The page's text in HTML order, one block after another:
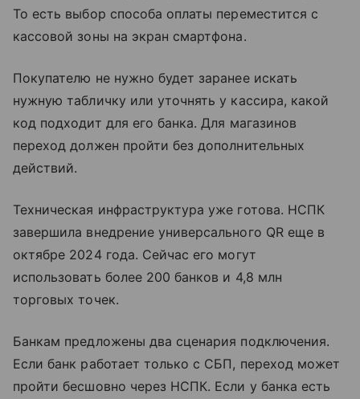
То есть выбор способа оплаты переместится с
кассовой зоны на экран смартфона.
Покупателю не нужно будет заранее искать
нужную табличку или уточнять у кассира, какой
код подходит для его банка. Для магазинов
переход должен пройти без дополнительных
действий.
Техническая инфраструктура уже готова. НСПК
завершила внедрение универсального QR еще в
октябре 2024 года. Сейчас его могут
использовать более 200 банков и 4,8 млн
торговых точек.
Банкам предложены два сценария подключения.
Если банк работает только с СБП, переход может
пройти бесшовно через НСПК. Если у банка есть